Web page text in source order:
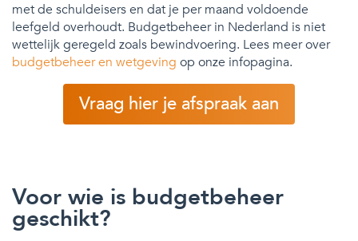
met de schuldeisers en dat je per maand voldoende
leefgeld overhoudt. Budgetbeheer in Nederland is niet
wettelijk geregeld zoals bewindvoering. Lees meer over
budgetbeheer en wetgeving op onze infopagina.
Vraag hier je afspraak aan
Voor wie is budgetbeheer
geschikt?